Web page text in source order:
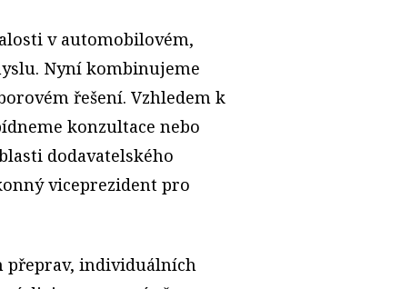
v automobilovém,
Nyní kombinujeme
řešení. Vzhledem k
konzultace nebo
dodavatelského
viceprezident pro
přeprav, individuálních